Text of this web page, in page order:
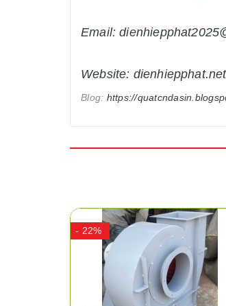
Email:
Website: dienhiepphat.net
Blog: https://
- 22%